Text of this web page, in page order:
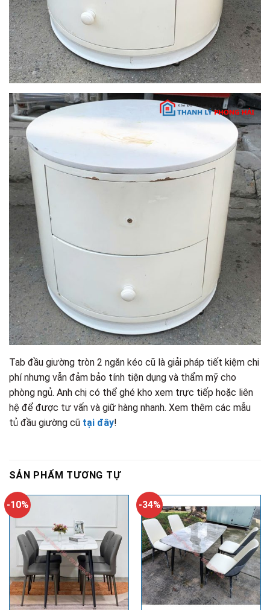
Tab đầu giường tròn 2 ngăn kéo cũ là giải pháp tiết kiệm chi
phí nhưng vẫn đảm bảo tính tiện dụng và thẩm mỹ cho
phòng ngủ. Anh chị có thể ghé kho xem trực tiếp hoặc liên
hệ để được tư vấn và giữ hàng nhanh. Xem thêm các mẫu
tủ đầu giường cũ tại đây!
SẢN PHẨM TƯƠNG TỰ
-10% -34%